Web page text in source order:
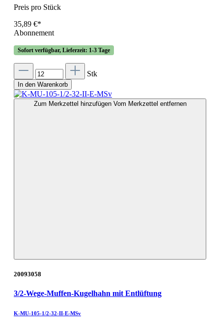
Preis pro Stück
35,89 €*
Abonnement
Sofort verfügbar, Lieferzeit: 1-3 Tage
Stk
In den Warenkorb
Zum Merkzettel hinzufügen Vom Merkzettel entfernen
20093058
3/2-Wege-Muffen-Kugelhahn mit Entlüftung
K-MU-105-1/2-32-II-E-MSv